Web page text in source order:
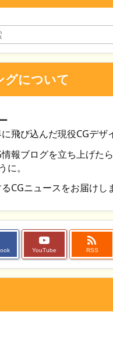
グについて
飛び込んだ現役CGデザ
報ブログを立ち上げた
。
CGニュースをお届けし
YouTube

RSS